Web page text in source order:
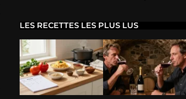
LES RECETTES LES PLUS LUS